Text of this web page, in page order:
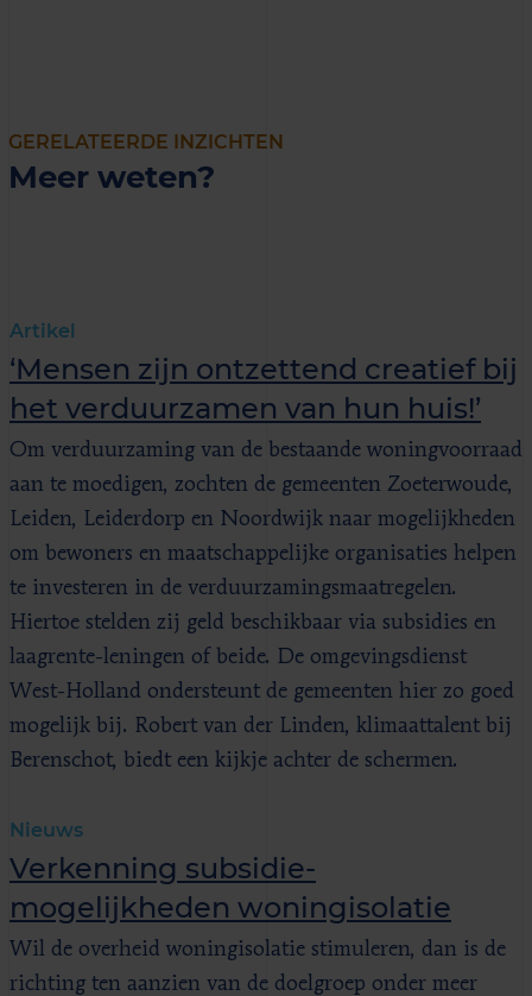
GERELATEERDE INZICHTEN
Meer weten?
Artikel
‘Mensen zijn ontzettend creatief bij
het verduurzamen van hun huis!’
Om verduurzaming van de bestaande woningvoorraad
aan te moedigen, zochten de gemeenten Zoeterwoude,
Leiden, Leiderdorp en Noordwijk naar mogelijkheden
om bewoners en maatschappelijke organisaties helpen
te investeren in de verduurzamingsmaatregelen.
Hiertoe stelden zij geld beschikbaar via subsidies en
laagrente-leningen of beide. De omgevingsdienst
West-Holland ondersteunt de gemeenten hier zo goed
mogelijk bij. Robert van der Linden, klimaattalent bij
Berenschot, biedt een kijkje achter de schermen.
Nieuws
Verkenning subsidie­
mogelijkheden woningisolatie
Wil de overheid woningisolatie stimuleren, dan is de
richting ten aanzien van de doelgroep onder meer